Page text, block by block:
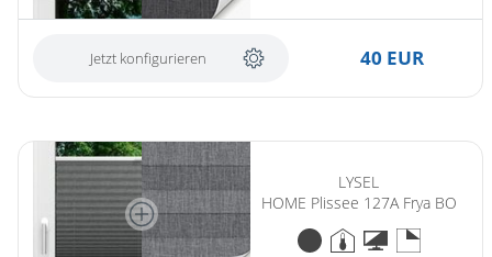
Jetzt konfigurieren 40 EUR
LYSEL
HOME Plissee 127A Frya BO